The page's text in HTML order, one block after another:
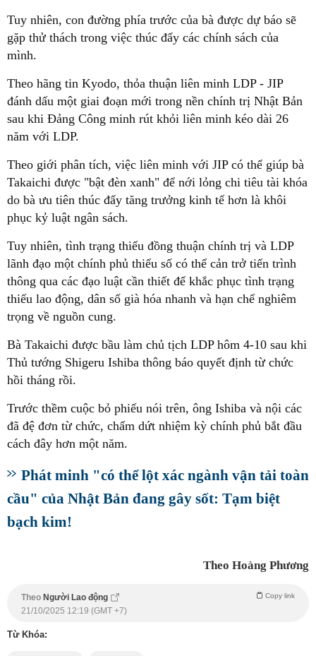
Tuy nhiên, con đường phía trước của bà được dự báo sẽ
gặp thử thách trong việc thúc đẩy các chính sách của
mình.
Theo hãng tin Kyodo, thỏa thuận liên minh LDP - JIP
đánh dấu một giai đoạn mới trong nền chính trị Nhật Bản
sau khi Đảng Công minh rút khỏi liên minh kéo dài 26
năm với LDP.
Theo giới phân tích, việc liên minh với JIP có thể giúp bà
Takaichi được "bật đèn xanh" để nới lỏng chi tiêu tài khóa
do bà ưu tiên thúc đẩy tăng trưởng kinh tế hơn là khôi
phục kỷ luật ngân sách.
Tuy nhiên, tình trạng thiếu đồng thuận chính trị và LDP
lãnh đạo một chính phủ thiểu số có thể cản trở tiến trình
thông qua các đạo luật cần thiết để khắc phục tình trạng
thiếu lao động, dân số già hóa nhanh và hạn chế nghiêm
trọng về nguồn cung.
Bà Takaichi được bầu làm chủ tịch LDP hôm 4-10 sau khi
Thủ tướng Shigeru Ishiba thông báo quyết định từ chức
hồi tháng rồi.
Trước thềm cuộc bỏ phiếu nói trên, ông Ishiba và nội các
đã đệ đơn từ chức, chấm dứt nhiệm kỳ chính phủ bắt đầu
cách đây hơn một năm.
Phát minh "có thể lột xác ngành vận tải toàn
cầu" của Nhật Bản đang gây sốt: Tạm biệt
bạch kim!
Theo Hoàng Phương
Theo Người Lao động Copy link
21/10/2025 12:19 (GMT +7)
Từ Khóa: